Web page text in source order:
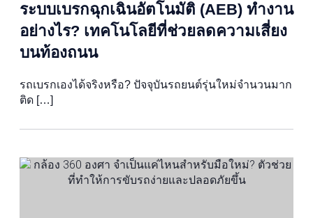
ระบบเบรกฉุกเฉินอัตโนมัติ (AEB) ทำงาน
อย่างไร? เทคโนโลยีที่ช่วยลดความเสี่ยง
บนท้องถนน
รถเบรกเองได้จริงหรือ? ปัจจุบันรถยนต์รุ่นใหม่จำนวนมาก
ติด […]